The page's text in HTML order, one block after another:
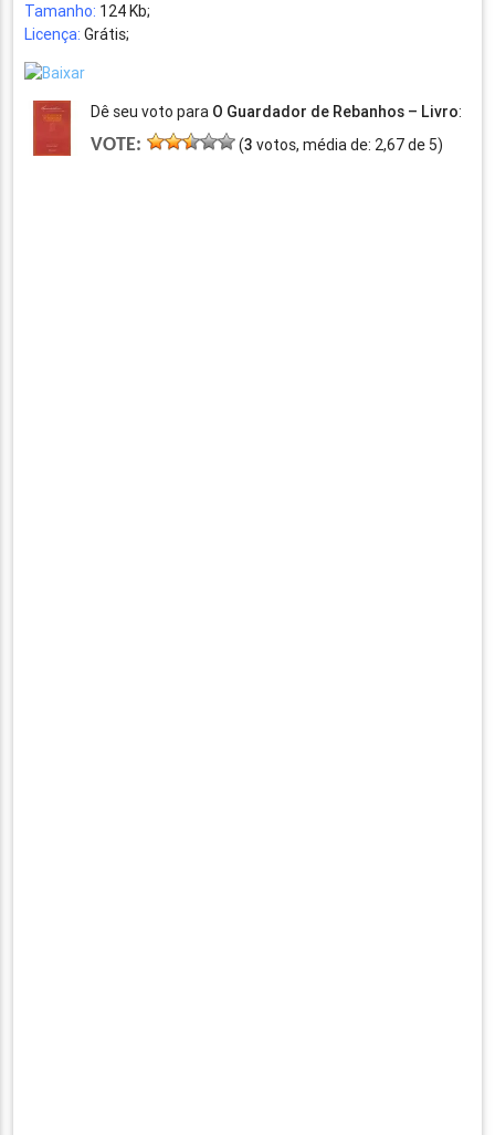
Tamanho: 124 Kb;
Licença: Grátis;
Dê seu voto para O Guardador de Rebanhos – Livro:
VOTE: (3 votos, média de: 2,67de 5)